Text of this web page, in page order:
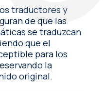
traductores y
de que las
se traduzcan
que el
para los
la
original.